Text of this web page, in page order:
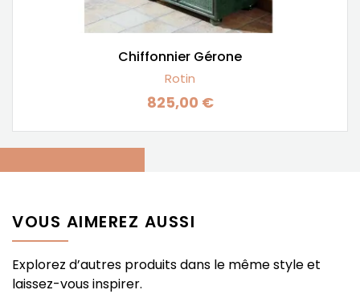
Chiffonnier Gérone
Rotin
Prix
825,00 €
VOUS AIMEREZ AUSSI
Explorez d’autres produits dans le même style et
laissez-vous inspirer.